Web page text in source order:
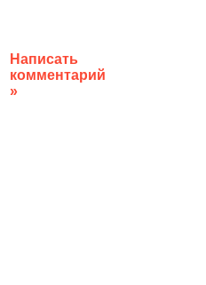
Написать
комментарий
»